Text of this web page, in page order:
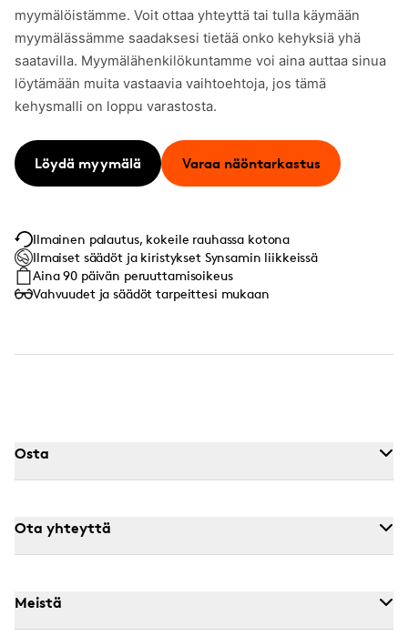
myymälöistämme. Voit ottaa yhteyttä tai tulla käymään
myymälässämme saadaksesi tietää onko kehyksiä yhä
saatavilla. Myymälähenkilökuntamme voi aina auttaa sinua
löytämään muita vastaavia vaihtoehtoja, jos tämä
kehysmalli on loppu varastosta.
Löydä myymälä Varaa näöntarkastus
Ilmainen palautus, kokeile rauhassa kotona
Ilmaiset säädöt ja kiristykset Synsamin liikkeissä
Aina 90 päivän peruuttamisoikeus
Vahvuudet ja säädöt tarpeittesi mukaan
Osta
Ota yhteyttä
Meistä